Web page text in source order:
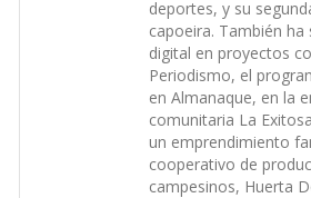
deportes, y su
capoeira. También
digital en proyectos
Periodismo, el
en Almanaque, en la
comunitaria La
un emprendimiento
cooperativo de
campesinos, Huerta